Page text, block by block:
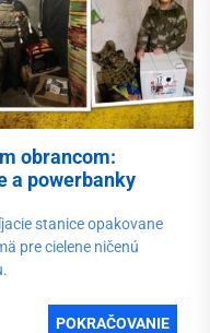
obrancom:
a powerbanky
stanice opakovane
pre cielene ničenú
POKRAČOVANIE